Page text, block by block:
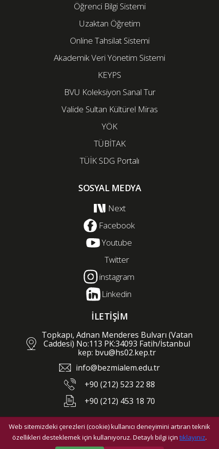
Öğrenci Bilgi Sistemi
Uzaktan Öğretim
Online Tahsilat Sistemi
Akademik Veri Yönetim Sistemi
KEYPS
BVU Koleksiyon Sanal Tur
Valide Sultan Kültürel Miras
YÖK
TÜBİTAK
TÜİK SDG Portalı
SOSYAL MEDYA
Next
Facebook
Youtube
Twitter
instagram
Linkedin
İLETİŞİM
Topkapı, Adnan Menderes Bulvarı (Vatan
Caddesi) No:113 PK:34093 Fatih/İstanbul
kep: bvu@hs02.kep.tr
info@bezmialem.edu.tr
+90 (212) 523 22 88
+90 (212) 453 18 70
©2026 Bezmialem Vakıf Üniversitesi - Tüm hakları saklıdır.
Web sitemizdeki çerezleri (cookie) kullanıcı deneyimini artıran teknik
özellikleri desteklemek için kullanıyoruz. Detaylı bilgi için tıklayınız.